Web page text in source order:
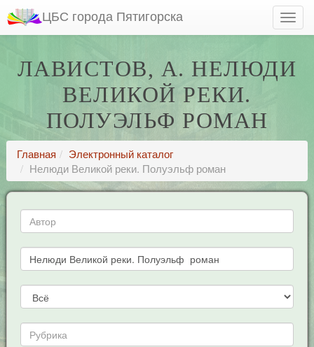
ЦБС города Пятигорска
ЛАВИСТОВ, А. НЕЛЮДИ
ВЕЛИКОЙ РЕКИ.
ПОЛУЭЛЬФ РОМАН
Главная
Электронный каталог
Нелюди Великой реки. Полуэльф роман